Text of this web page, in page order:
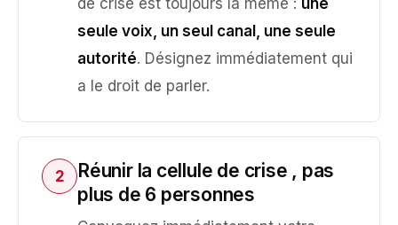
seule voix, un seul canal, une seule
autorité. Désignez immédiatement qui
a le droit de parler.
2
Réunir la cellule de crise , pas
plus de 6 personnes